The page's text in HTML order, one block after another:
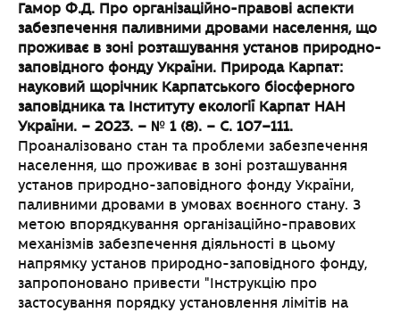
Гамор Ф.Д. Про організаційно-правові аспекти
забезпечення паливними дровами населення, що
проживає в зоні розташування установ природно-
заповідного фонду України. Природа Карпат:
науковий щорічник Карпатського біосферного
заповідника та Інституту екології Карпат НАН
України. – 2023. – № 1 (8). – С. 107–111.
Проаналізовано стан та проблеми забезпечення
населення, що проживає в зоні розташування
установ природно-заповідного фонду України,
паливними дровами в умовах воєнного стану. З
метою впорядкування організаційно-правових
механізмів забезпечення діяльності в цьому
напрямку установ природно-заповідного фонду,
запропоновано привести "Інструкцію про
застосування порядку установлення лімітів на